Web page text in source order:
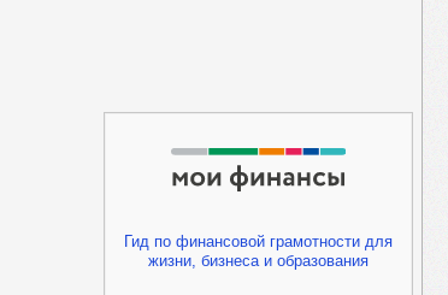
Гид по финансовой грамотности для
жизни, бизнеса и образования